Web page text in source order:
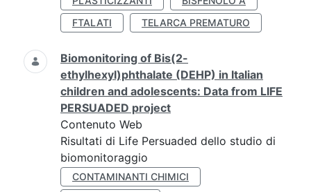
FTALATI
TELARCA PREMATURO
Biomonitoring of Bis(2-
ethylhexyl)phthalate (DEHP) in Italian
children and adolescents: Data from LIFE
PERSUADED project
Contenuto Web
Risultati di Life Persuaded dello studio di
biomonitoraggio
CONTAMINANTI CHIMICI